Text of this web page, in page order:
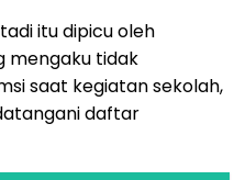
itu dipicu oleh
mengaku tidak
saat kegiatan sekolah,
daftar